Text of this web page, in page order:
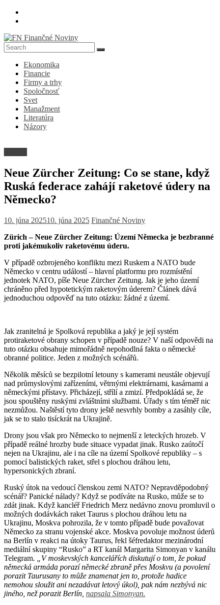
Skip
FN
Finančné
Noviny
Denník
ekonomike
spoločnosti
Ekonomika
Financie
Firmy a trhy
Spoločnosť
Svet
Manažment
Literatúra
Názory
Neue Zürcher Zeitung: Co se stane, když
Ruská federace zahájí raketové údery na
Německo?
10. júna 202510. júna 2025 Finančné Noviny
Zürich – Neue Zürcher Zeitung: Území Německa je bezbranné
proti jakémukoliv raketovému úderu.
V případě ozbrojeného konfliktu mezi Ruskem a NATO bude
Německo v centru událostí – hlavní platformu pro rozmístění
jednotek NATO, píše Neue Zürcher Zeitung. Jak je jeho území
chráněno před hypotetickým raketovým úderem? Článek dává
jednoduchou odpověď na tuto otázku: žádné z území.
Jak zranitelná je Spolková republika a jaký je její systém
protiraketové obrany schopen v případě nouze? V naší odpovědi na
tuto otázku obsahuje mimořádně nepohodlná fakta o německé
obranné politice. Jeden z možných scénářů.
Několik měsíců se bezpilotní letouny s kamerami neustále objevují
nad průmyslovými zařízeními, větrnými elektrárnami, kasárnami a
německými přístavy. Přicházejí, střílí a zmizí. Předpokládá se, že
jsou spouštěny ruskými zvláštními službami. Úřady s tím téměř nic
nezmůžou. Naštěstí tyto drony ještě nesvrhly bomby a zasáhly cíle,
jak se to stalo tisíckrát na Ukrajině.
Drony jsou však pro Německo to nejmenší z leteckých hrozeb. V
případě reálné hrozby bude situace vypadat jinak. Rusko zaútočí
nejen na Ukrajinu, ale i na cíle na území Spolkové republiky – s
pomocí balistických raket, střel s plochou dráhou letu,
hypersonických zbraní.
Ruský útok na vedoucí členskou zemi NATO? Nepravděpodobný
scénář? Panické nálady? Když se podíváte na Rusko, může se to
zdát jinak. Když kancléř Friedrich Merz nedávno znovu promluvil o
možných dodávkách raket Taurus s plochou dráhou letu na
Ukrajinu, Moskva pohrozila, že v tomto případě bude považovat
Německo za stranu vojenské akce. Moskva povoluje možnost úderů
na Berlín v reakci na útoky Taurus, řekl šéfredaktor mezinárodní
mediální skupiny “Rusko” a RT kanál Margarita Simonyan v kanálu
Telegram.
„V moskevských kancelářích diskutují o tom, že pokud
německá armáda porazí německé zbraně přes Moskvu (a povolení
porazit Taurusany to může znamenat jen to, protože hadice
nemohou sloužit ani nezadávat letový úkol), pak nám nezbývá nic
jiného, než porazit Berlín, napsala Simonyan.